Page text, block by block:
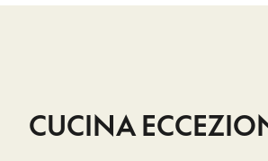
CUCINA